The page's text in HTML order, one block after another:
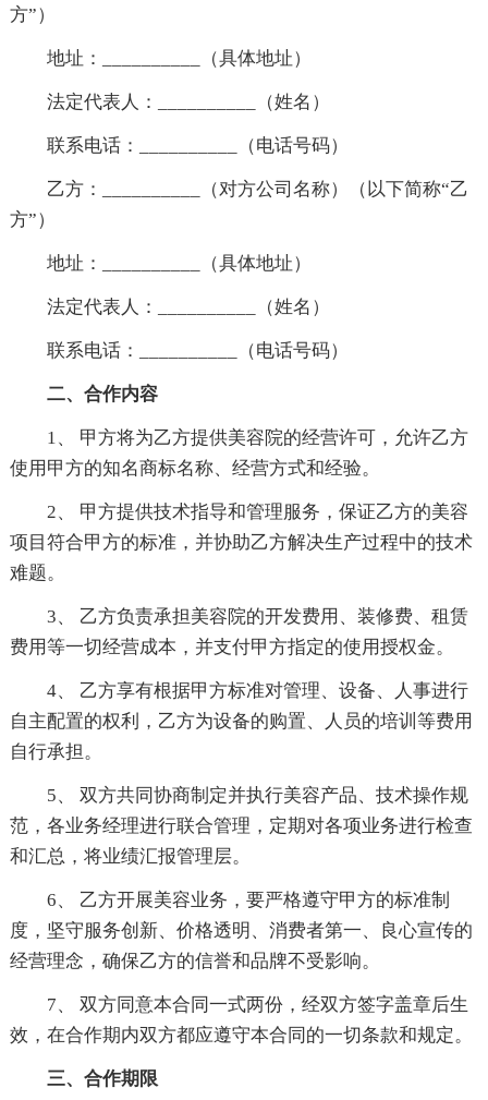
方”）
地址：__________（具体地址）
法定代表人：__________（姓名）
联系电话：__________（电话号码）
乙方：__________（对方公司名称）（以下简称“乙
方”）
地址：__________（具体地址）
法定代表人：__________（姓名）
联系电话：__________（电话号码）
二、合作内容
1、 甲方将为乙方提供美容院的经营许可，允许乙方
使用甲方的知名商标名称、经营方式和经验。
2、 甲方提供技术指导和管理服务，保证乙方的美容
项目符合甲方的标准，并协助乙方解决生产过程中的技术
难题。
3、 乙方负责承担美容院的开发费用、装修费、租赁
费用等一切经营成本，并支付甲方指定的使用授权金。
4、 乙方享有根据甲方标准对管理、设备、人事进行
自主配置的权利，乙方为设备的购置、人员的培训等费用
自行承担。
5、 双方共同协商制定并执行美容产品、技术操作规
范，各业务经理进行联合管理，定期对各项业务进行检查
和汇总，将业绩汇报管理层。
6、 乙方开展美容业务，要严格遵守甲方的标准制
度，坚守服务创新、价格透明、消费者第一、良心宣传的
经营理念，确保乙方的信誉和品牌不受影响。
7、 双方同意本合同一式两份，经双方签字盖章后生
效，在合作期内双方都应遵守本合同的一切条款和规定。
三、合作期限